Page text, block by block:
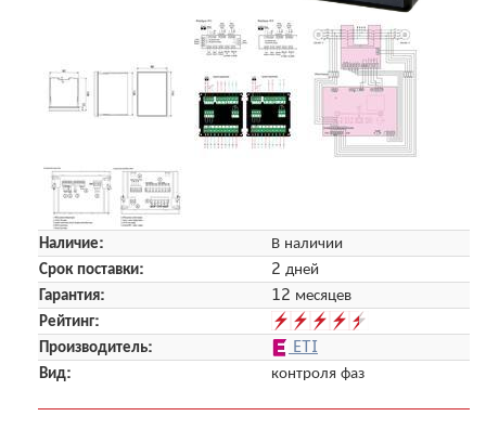
Наличие:
В наличии
Срок поставки:
2 дней
Гарантия:
12 месяцев
Рейтинг:
Производитель:
ETI
Вид:
контроля фаз